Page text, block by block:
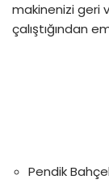
makinenizi geri
çalıştığından
Pendik